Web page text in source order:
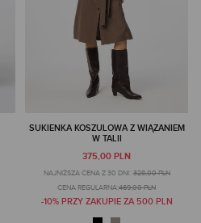
SUKIENKA KOSZULOWA Z WIĄZANIEM
W TALII
375,00 PLN
NAJNIŻSZA CENA Z 30 DNI: 328,00 PLN
CENA REGULARNA:469,00 PLN
-10% PRZY ZAKUPIE ZA 500 PLN